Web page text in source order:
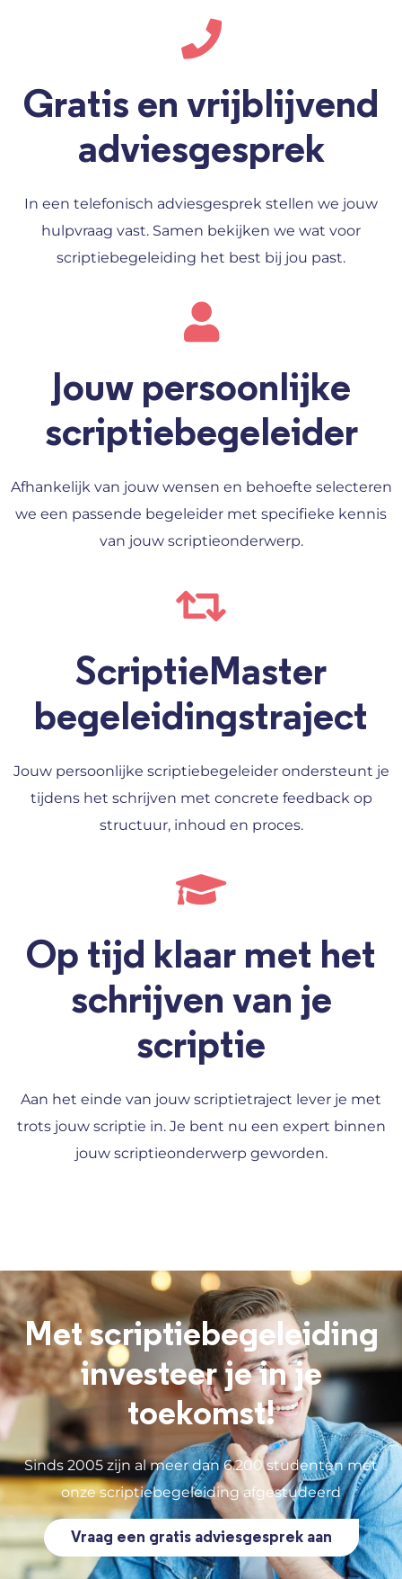
Gratis en vrijblijvend
adviesgesprek
In een telefonisch adviesgesprek stellen we jouw
hulpvraag vast. Samen bekijken we wat voor
scriptiebegeleiding het best bij jou past.
Jouw persoonlijke
scriptiebegeleider
Afhankelijk van jouw wensen en behoefte selecteren
we een passende begeleider met specifieke kennis
van jouw scriptieonderwerp.
ScriptieMaster
begeleidingstraject
Jouw persoonlijke scriptiebegeleider ondersteunt je
tijdens het schrijven met concrete feedback op
structuur, inhoud en proces.
Op tijd klaar met het
schrijven van je
scriptie
Aan het einde van jouw scriptietraject lever je met
trots jouw scriptie in. Je bent nu een expert binnen
jouw scriptieonderwerp geworden.
Met scriptiebegeleiding
investeer je in je
toekomst!
Sinds 2005 zijn al meer dan 6.200 studenten met
onze scriptiebegeleiding afgestudeerd
Vraag een gratis adviesgesprek aan